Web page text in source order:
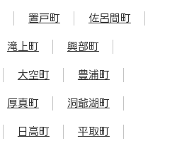
置戸町 佐呂間町
滝上町 興部町
大空町 豊浦町
厚真町 洞爺湖町
日高町 平取町